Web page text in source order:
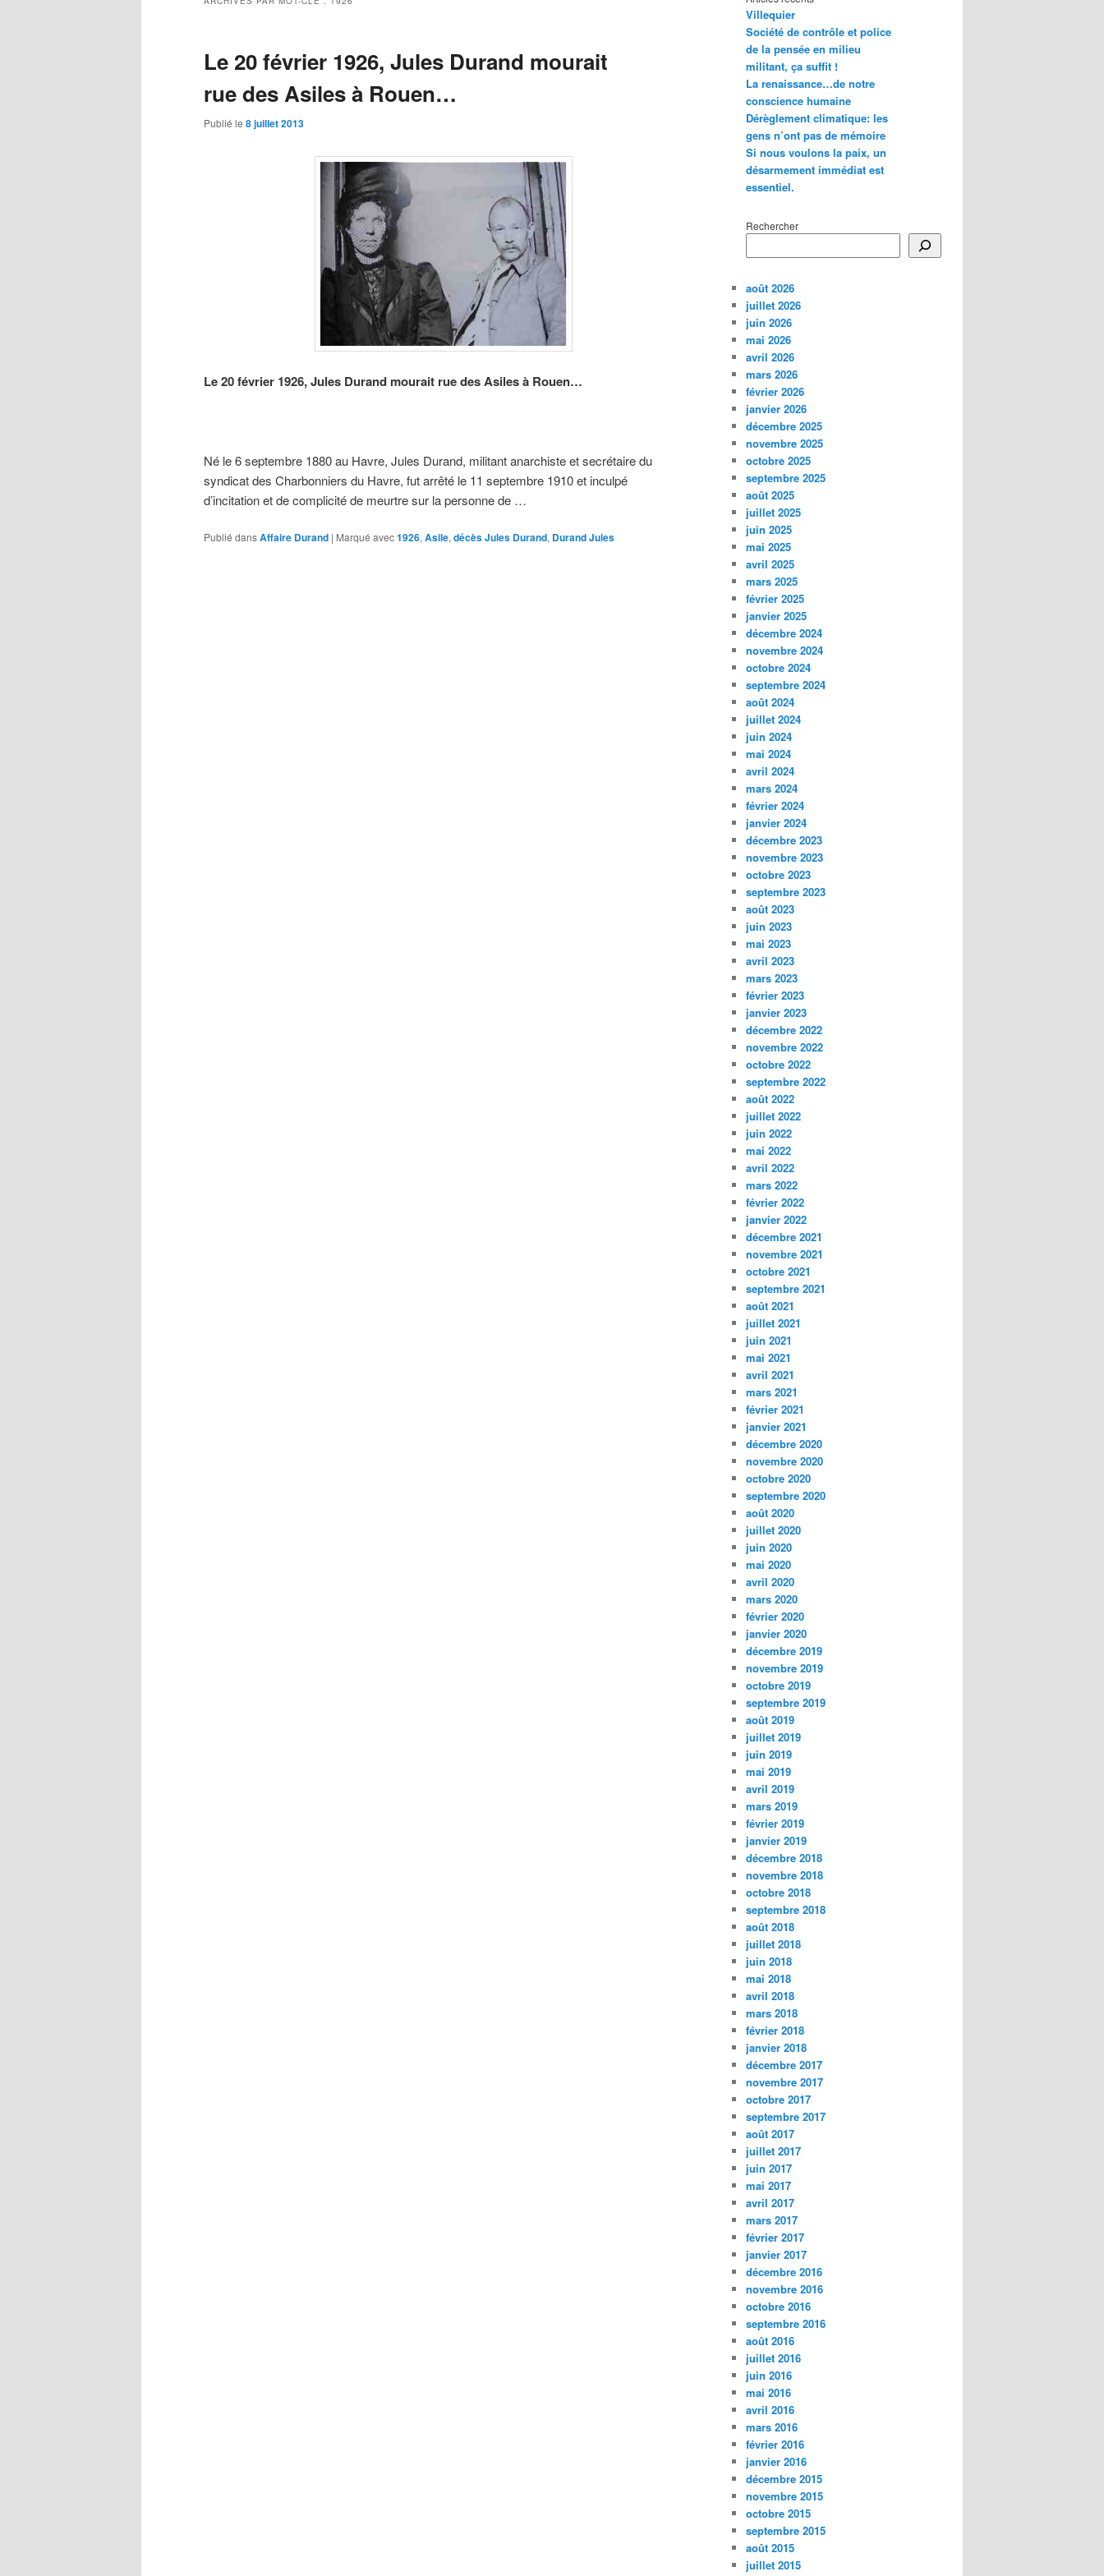
Le 20 février 1926, Jules Durand mourait
rue des Asiles à Rouen…
Publié le 8 juillet 2013
Le 20 février 1926, Jules Durand mourait rue des Asiles à Rouen…
Né le 6 septembre 1880 au Havre, Jules Durand, militant anarchiste et secrétaire du
syndicat des Charbonniers du Havre, fut arrêté le 11 septembre 1910 et inculpé
d’incitation et de complicité de meurtre sur la personne de …
Publié dansAffaire Durand | Marqué avec1926, Asile, décès Jules Durand, Durand Jules
Villequier
Société de contrôle et police
de la pensée en milieu
militant, ça suffit !
La renaissance…de notre
conscience humaine
Dérèglement climatique: les
gens n’ont pas de mémoire
Si nous voulons la paix, un
désarmement immédiat est
essentiel.
Rechercher
août 2026
juillet 2026
juin 2026
mai 2026
avril 2026
mars 2026
février 2026
janvier 2026
décembre 2025
novembre 2025
octobre 2025
septembre 2025
août 2025
juillet 2025
juin 2025
mai 2025
avril 2025
mars 2025
février 2025
janvier 2025
décembre 2024
novembre 2024
octobre 2024
septembre 2024
août 2024
juillet 2024
juin 2024
mai 2024
avril 2024
mars 2024
février 2024
janvier 2024
décembre 2023
novembre 2023
octobre 2023
septembre 2023
août 2023
juin 2023
mai 2023
avril 2023
mars 2023
février 2023
janvier 2023
décembre 2022
novembre 2022
octobre 2022
septembre 2022
août 2022
juillet 2022
juin 2022
mai 2022
avril 2022
mars 2022
février 2022
janvier 2022
décembre 2021
novembre 2021
octobre 2021
septembre 2021
août 2021
juillet 2021
juin 2021
mai 2021
avril 2021
mars 2021
février 2021
janvier 2021
décembre 2020
novembre 2020
octobre 2020
septembre 2020
août 2020
juillet 2020
juin 2020
mai 2020
avril 2020
mars 2020
février 2020
janvier 2020
décembre 2019
novembre 2019
octobre 2019
septembre 2019
août 2019
juillet 2019
juin 2019
mai 2019
avril 2019
mars 2019
février 2019
janvier 2019
décembre 2018
novembre 2018
octobre 2018
septembre 2018
août 2018
juillet 2018
juin 2018
mai 2018
avril 2018
mars 2018
février 2018
janvier 2018
décembre 2017
novembre 2017
octobre 2017
septembre 2017
août 2017
juillet 2017
juin 2017
mai 2017
avril 2017
mars 2017
février 2017
janvier 2017
décembre 2016
novembre 2016
octobre 2016
septembre 2016
août 2016
juillet 2016
juin 2016
mai 2016
avril 2016
mars 2016
février 2016
janvier 2016
décembre 2015
novembre 2015
octobre 2015
septembre 2015
août 2015
juillet 2015